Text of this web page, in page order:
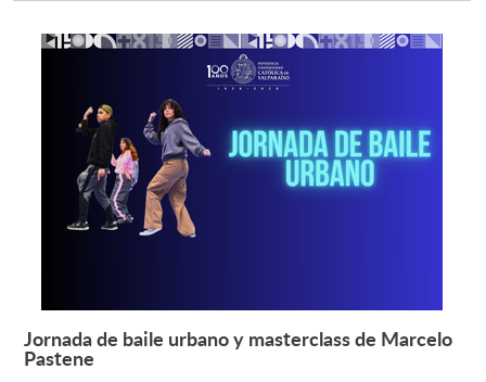
Leer más +
Jornada de baile urbano y masterclass de Marcelo
Pastene